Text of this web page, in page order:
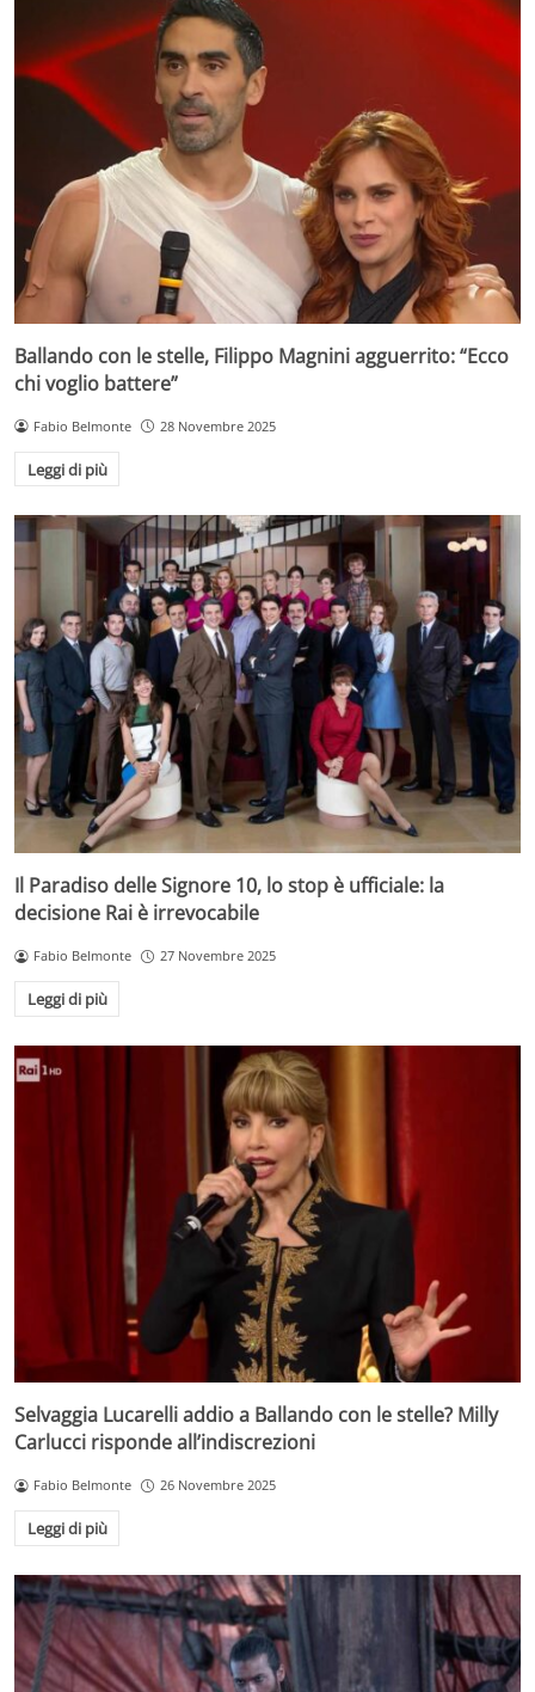
Ballando con le stelle, Filippo Magnini agguerrito: “Ecco
chi voglio battere”
Fabio Belmonte 28 Novembre 2025
Leggi di più
Il Paradiso delle Signore 10, lo stop è ufficiale: la
decisione Rai è irrevocabile
Fabio Belmonte 27 Novembre 2025
Leggi di più
Selvaggia Lucarelli addio a Ballando con le stelle? Milly
Carlucci risponde all’indiscrezioni
Fabio Belmonte 26 Novembre 2025
Leggi di più